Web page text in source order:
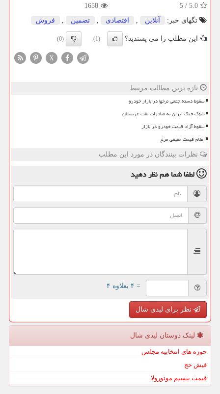
5.0
/
5
1658
تگهای خبر:
آنلاین اقتصادی تضمین فروش
این مطلب را می پسندید؟ (1)
(0)
X
تازه ترین مطالب مرتبط
سقوط دسته جمعی نرخها در بازار خودرو
شوک جنگ ایران به صادرات نفت عربستان
سقوط آزاد قیمت خودرو در بازار
اعلام قیمت حقیقی مرغ
نظرات بینندگان در مورد این مطلب
لطفا شما همنظر دهید
= ۴ بعلاوه ۴
نظر برای لیدی شال
لینک دوستان لیدی شال
حوزه های انتخابیه مجلس
فیش حج
قیمت بیسیم موتورولا